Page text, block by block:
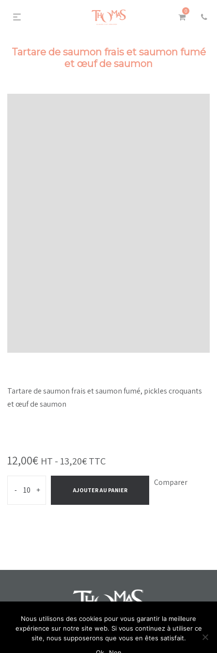
0
Tartare de saumon frais et saumon fumé
et œuf de saumon
Tartare de saumon frais et saumon fumé, pickles croquants
et œuf de saumon
12,00€ HT - 13,20€TTC
- + AJOUTER AU PANIER
Comparer
Select at least 2 products
Nous utilisons des cookies pour vous garantir la meilleure
expérience sur notre site web. Si vous continuez à utiliser ce
site, nous supposerons que vous en êtes satisfait.